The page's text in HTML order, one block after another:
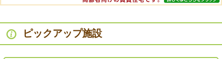
ピックアップ施設